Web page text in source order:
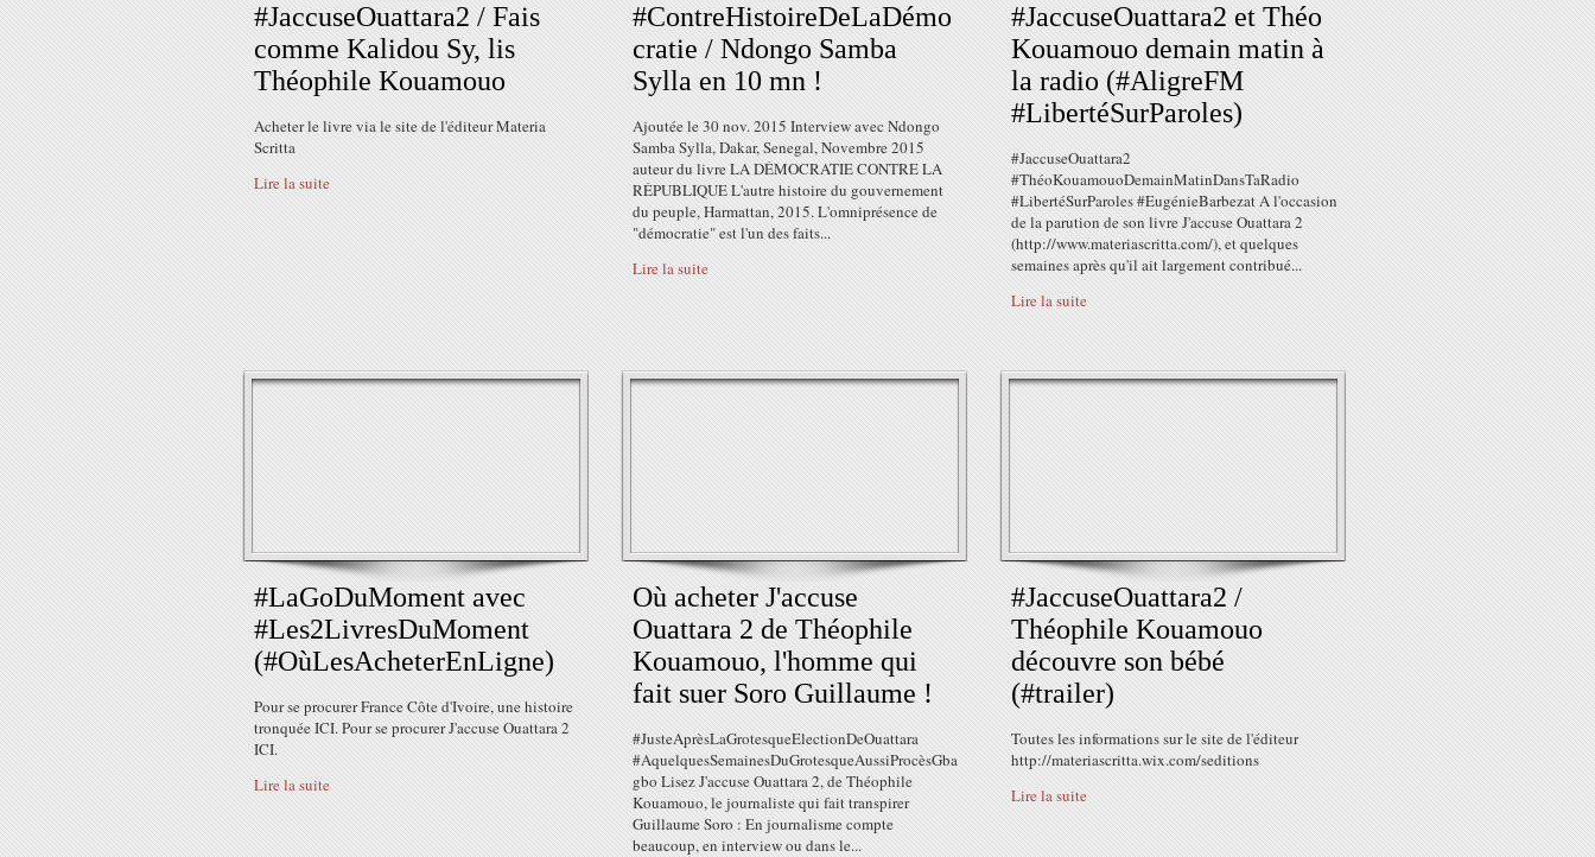
#JaccuseOuattara2 / Fais
comme Kalidou Sy, lis
Théophile Kouamouo
Acheter le livre via le site de l'éditeur Materia
Scritta
Lire la suite
#ContreHistoireDeLaDémo
cratie / Ndongo Samba
Sylla en 10 mn !
Ajoutée le 30 nov. 2015 Interview avec Ndongo
Samba Sylla, Dakar, Senegal, Novembre 2015
auteur du livre LA DÉMOCRATIE CONTRE LA
RÉPUBLIQUE L'autre histoire du gouvernement
du peuple, Harmattan, 2015. L'omniprésence de
"démocratie" est l'un des faits...
Lire la suite
#JaccuseOuattara2 et Théo
Kouamouo demain matin à
la radio (#AligreFM
#LibertéSurParoles)
#‎JaccuseOuattara2‬
‪#‎ThéoKouamouoDemainMatinDansTaRadio‬
‪#‎LibertéSurParoles‬ ‪#‎EugénieBarbezat‬ A l'occasion
de la parution de son livre J'accuse Ouattara 2
(http://www.materiascritta.com/), et quelques
semaines après qu'il ait largement contribué...
Lire la suite
#LaGoDuMoment avec
#Les2LivresDuMoment
(#OùLesAcheterEnLigne)
Pour se procurer France Côte d'Ivoire, une histoire
tronquée ICI. Pour se procurer J'accuse Ouattara 2
ICI.
Lire la suite
Où acheter J'accuse
Ouattara 2 de Théophile
Kouamouo, l'homme qui
fait suer Soro Guillaume !
#‎JusteAprèsLaGrotesqueElectionDeOuattara‬
‪#‎AquelquesSemainesDuGrotesqueAussiProcèsGba
gbo‬ Lisez J'accuse Ouattara 2, de Théophile
Kouamouo, le journaliste qui fait transpirer
Guillaume Soro : En journalisme compte
beaucoup, en interview ou dans le...
#JaccuseOuattara2 /
Théophile Kouamouo
découvre son bébé
(#trailer)
Toutes les informations sur le site de l'éditeur
http://materiascritta.wix.com/seditions
Lire la suite